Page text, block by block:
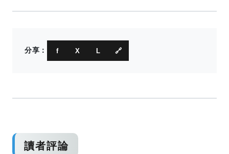
分享： f X L 🔗
讀者評論